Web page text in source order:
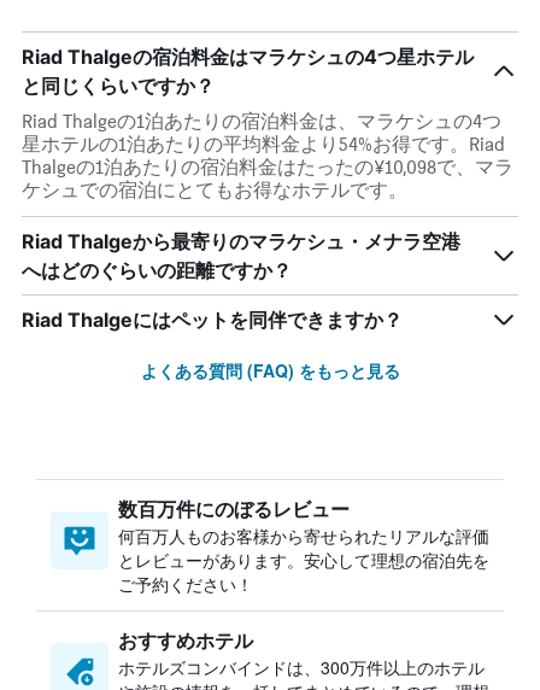
Riad Thalgeの宿泊料金はマラケシュの4つ星ホテル
と同じくらいですか？
Riad Thalgeの1泊あたりの宿泊料金は、マラケシュの4つ
星ホテルの1泊あたりの平均料金より54%お得です。Riad
Thalgeの1泊あたりの宿泊料金はたったの¥10,098で、マラ
ケシュでの宿泊にとてもお得なホテルです。
Riad Thalgeから最寄りのマラケシュ・メナラ空港
へはどのぐらいの距離ですか？
Riad Thalgeにはペットを同伴できますか？
よくある質問 (FAQ) をもっと見る
数百万件にのぼるレビュー
何百万人ものお客様から寄せられたリアルな評価
とレビューがあります。安心して理想の宿泊先を
ご予約ください！
おすすめホテル
ホテルズコンバインドは、300万件以上のホテル